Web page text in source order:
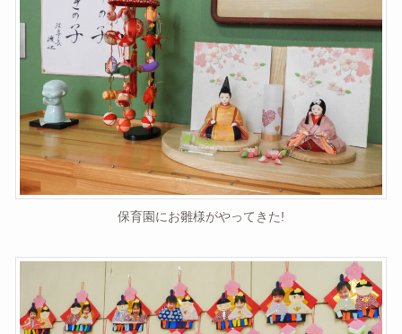
保育園にお雛様がやってきた!